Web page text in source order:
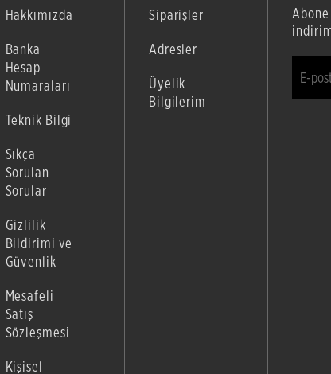
Hakkımızda
Banka
Hesap
Numaraları
Teknik Bilgi
Sıkça
Sorulan
Sorular
Gizlilik
Bildirimi ve
Güvenlik
Mesafeli
Satış
Sözleşmesi
Kişisel
Siparişler
Adresler
Üyelik
Bilgilerim